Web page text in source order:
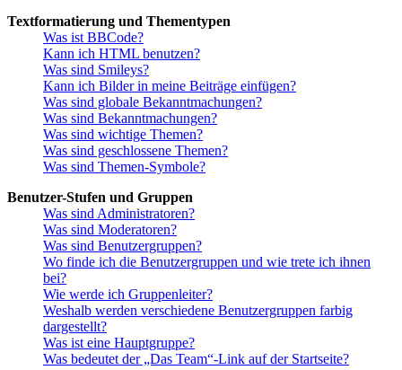
Textformatierung und Thementypen
Was ist BBCode?
Kann ich HTML benutzen?
Was sind Smileys?
Kann ich Bilder in meine Beiträge einfügen?
Was sind globale Bekanntmachungen?
Was sind Bekanntmachungen?
Was sind wichtige Themen?
Was sind geschlossene Themen?
Was sind Themen-Symbole?
Benutzer-Stufen und Gruppen
Was sind Administratoren?
Was sind Moderatoren?
Was sind Benutzergruppen?
Wo finde ich die Benutzergruppen und wie trete ich ihnen
bei?
Wie werde ich Gruppenleiter?
Weshalb werden verschiedene Benutzergruppen farbig
dargestellt?
Was ist eine Hauptgruppe?
Was bedeutet der „Das Team“-Link auf der Startseite?